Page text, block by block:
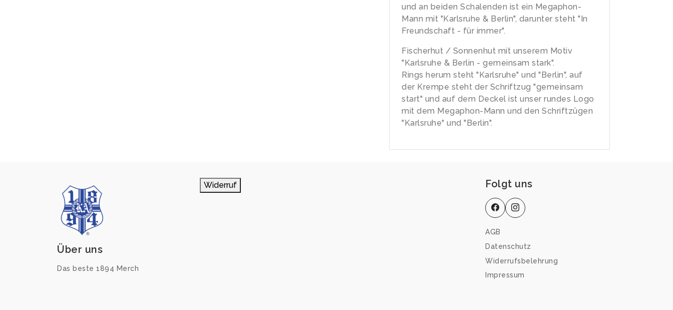
und an beiden Schalenden ist ein Megaphon-
Mann mit "Karlsruhe & Berlin", darunter steht "In
Freundschaft - für immer".
Fischerhut / Sonnenhut mit unserem Motiv
"Karlsruhe & Berlin - gemeinsam stark".
Rings herum steht "Karlsruhe" und "Berlin", auf
der Krempe steht der Schriftzug "gemeinsam
start" und auf dem Deckel ist unser rundes Logo
mit dem Megaphon-Mann und den Schriftzügen
"Karlsruhe" und "Berlin".
Über uns
Das beste 1894 Merch
Widerruf Folgt uns
AGB
Datenschutz
Widerrufsbelehrung
Impressum